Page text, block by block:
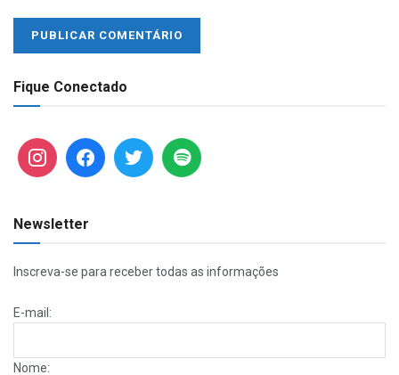
Fique Conectado
Newsletter
Inscreva-se para receber todas as informações
E-mail:
Nome: